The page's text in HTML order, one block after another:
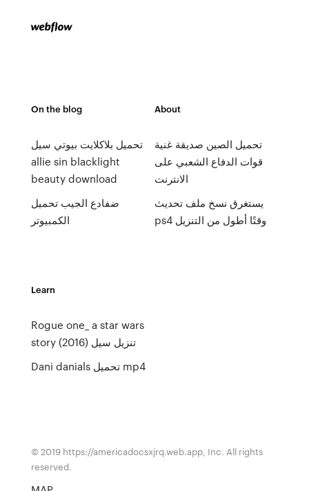
On the blog
تحميل بلاكلايت بيوتي سيل
allie sin blacklight
beauty download
ضفادع الجيب تحميل
الكمبيوتر
About
تحميل الصين صديقة غنية
قوات الدفاع الشعبي على
الانترنت
يستغرق نسخ ملف تحديث
ps4 وقتًا أطول من التنزيل
Learn
Rogue one_ a star wars
story (2016) تنزيل سيل
Dani danials تحميل mp4
© 2019 https://americadocsxjrq.web.app, Inc. All rights
reserved.